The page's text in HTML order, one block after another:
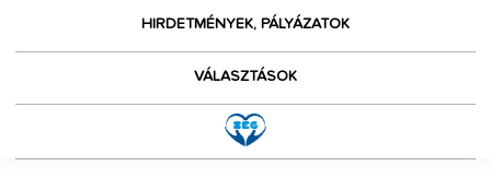
HIRDETMÉNYEK, PÁLYÁZATOK
VÁLASZTÁSOK